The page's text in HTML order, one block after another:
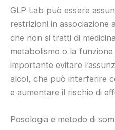
GLP Lab può essere
restrizioni in associazione
che non si tratti di
metabolismo o la
importante evitare
alcol, che può interferire
e aumentare il rischio di
Posologia e metodo di